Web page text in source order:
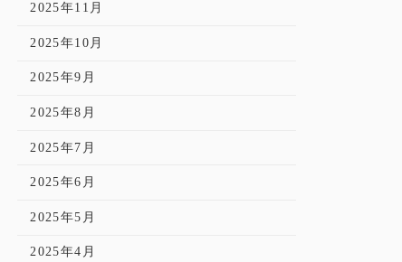
2025年11月
2025年10月
2025年9月
2025年8月
2025年7月
2025年6月
2025年5月
2025年4月